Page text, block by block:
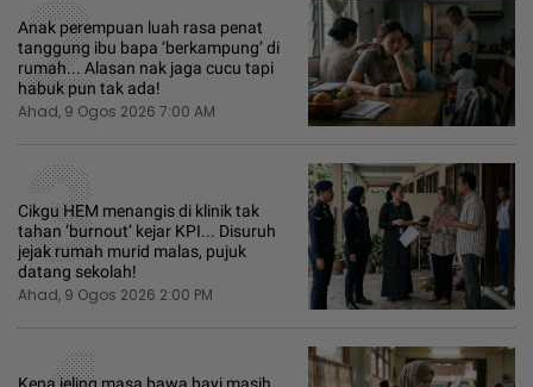
2
Anak perempuan luah rasa penat
tanggung ibu bapa ‘berkampung’ di
rumah... Alasan nak jaga cucu tapi
habuk pun tak ada!
Ahad, 9 Ogos 2026 7:00 AM
3
Cikgu HEM menangis di klinik tak
tahan ‘burnout’ kejar KPI... Disuruh
jejak rumah murid malas, pujuk
datang sekolah!
Ahad, 9 Ogos 2026 2:00 PM
Kena jeling masa bawa bayi masih